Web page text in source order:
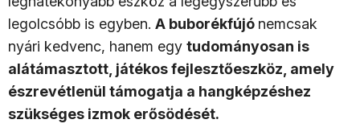
legolcsóbb is egyben. A buborékfújó nemcsak
nyári kedvenc, hanem egy tudományosan is
alátámasztott, játékos fejlesztőeszköz, amely
észrevétlenül támogatja a hangképzéshez
szükséges izmok erősödését.